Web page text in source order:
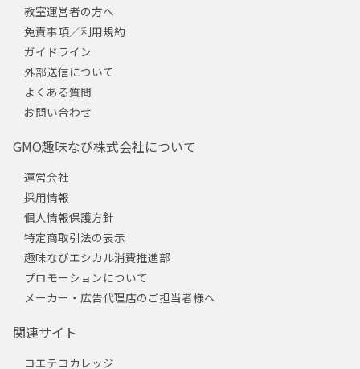
教室運営者の方へ
免責事項／利用規約
ガイドライン
外部送信について
よくある質問
お問い合わせ
GMO趣味なび株式会社について
運営会社
採用情報
個人情報保護方針
特定商取引法の表示
趣味なびエシカル消費推進部
プロモーションについて
メーカー・広告代理店のご担当者様へ
関連サイト
コエテコカレッジ